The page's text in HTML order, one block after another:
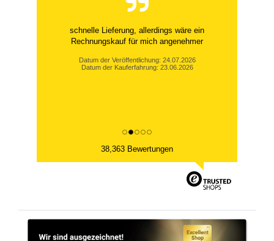
schnelle Lieferung, allerdings wäre ein
Rechnungskauf für mich angenehmer
Datum der Veröffentlichung: 24.07.2026
Datum der Kauferfahrung: 23.06.2026
38,363 Bewertungen